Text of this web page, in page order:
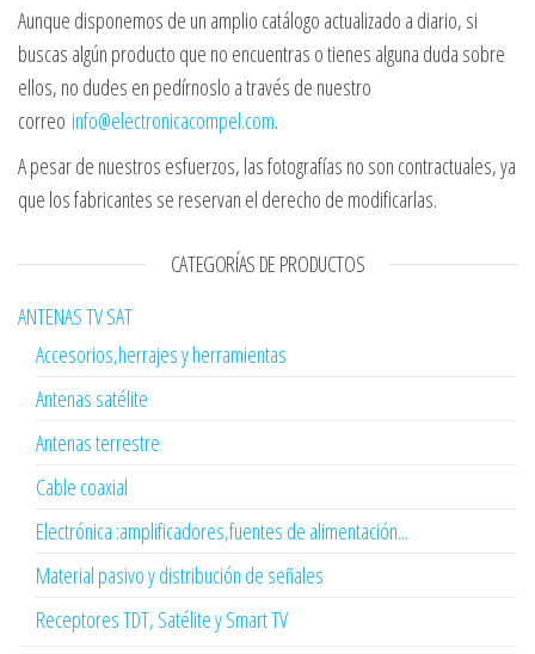
Aunque disponemos de un amplio catálogo actualizado a diario, si
buscas algún producto que no encuentras o tienes alguna duda sobre
ellos, no dudes en pedírnoslo a través de nuestro
correo info@electronicacompel.com.
A pesar de nuestros esfuerzos, las fotografías no son contractuales, ya
que los fabricantes se reservan el derecho de modificarlas.
CATEGORÍAS DE PRODUCTOS
ANTENAS TV SAT
Accesorios,herrajes y herramientas
Antenas satélite
Antenas terrestre
Cable coaxial
Electrónica :amplificadores,fuentes de alimentación...
Material pasivo y distribución de señales
Receptores TDT, Satélite y Smart TV